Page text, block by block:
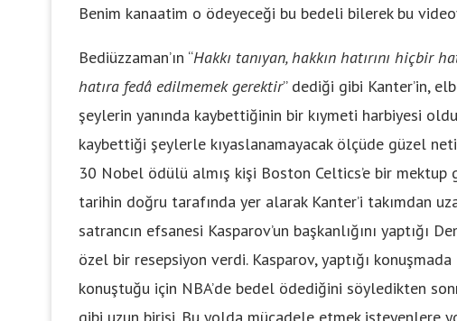
Benim kanaatim o ödeyeceği bu bedeli bilerek bu
Bediüzzaman’ın “Hakkı tanıyan, hakkın hatırını hiçbir
hatıra fedâ edilmemek gerektir” dediği gibi Kanter’in,
şeylerin yanında kaybettiğinin bir kıymeti harbiyesi
kaybettiği şeylerle kıyaslanamayacak ölçüde güzel
30 Nobel ödülü almış kişi Boston Celtics’e bir mektup
tarihin doğru tarafında yer alarak Kanter’i takımdan
satrancın efsanesi Kasparov’un başkanlığını yaptığı
özel bir resepsiyon verdi. Kasparov, yaptığı
konuştuğu için NBA’de bedel ödediğini söyledikten